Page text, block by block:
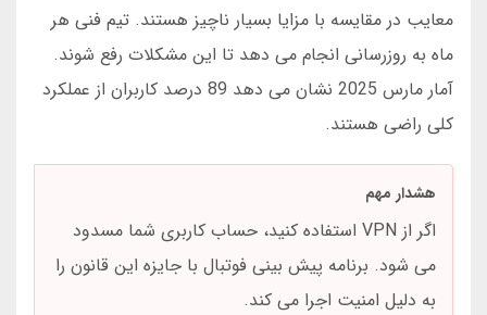
معایب در مقایسه با مزایا بسیار ناچیز هستند. تیم فنی هر
ماه به روزرسانی انجام می دهد تا این مشکلات رفع شوند.
آمار مارس 2025 نشان می دهد 89 درصد کاربران از عملکرد
کلی راضی هستند.
هشدار مهم
اگر از VPN استفاده کنید، حساب کاربری شما مسدود
می شود. برنامه پیش بینی فوتبال با جایزه این قانون را
به دلیل امنیت اجرا می کند.